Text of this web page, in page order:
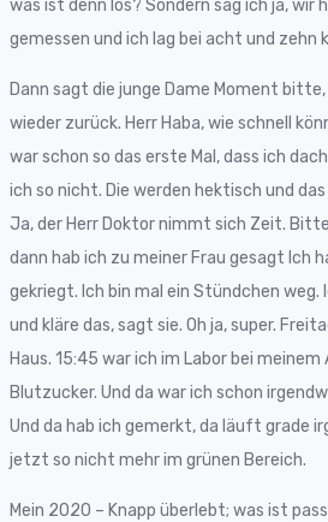
was ist denn los? Sondern sag ich ja,
gemessen und ich lag bei acht und zehn
Dann sagt die junge Dame Moment
wieder zurück. Herr Haba, wie schnell
war schon so das erste Mal, dass ich
ich so nicht. Die werden hektisch und
Ja, der Herr Doktor nimmt sich Zeit.
dann hab ich zu meiner Frau gesagt Ich
gekriegt. Ich bin mal ein Stündchen weg.
und kläre das, sagt sie. Oh ja, super.
Haus. 15:45 war ich im Labor bei
Blutzucker. Und da war ich schon
Und da hab ich gemerkt, da läuft grade
jetzt so nicht mehr im grünen Bereich.
Mein 2020 – Knapp überlebt; was ist